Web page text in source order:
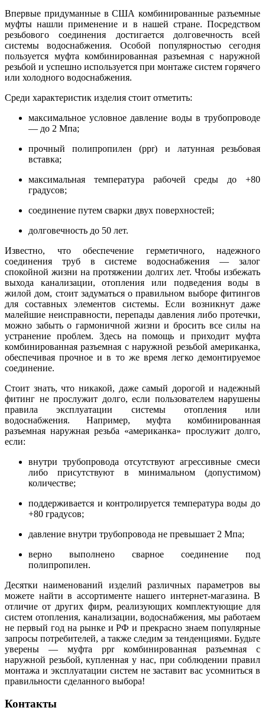
Впервые придуманные в США комбинированные разъемные
муфты нашли применение и в нашей стране. Посредством
резьбового соединения достигается долговечность всей
системы водоснабжения. Особой популярностью сегодня
пользуется муфта комбинированная разъемная с наружной
резьбой и успешно используется при монтаже систем горячего
или холодного водоснабжения.
Среди характеристик изделия стоит отметить:
максимальное условное давление воды в трубопроводе
— до 2 Мпа;
прочный полипропилен(ppr) и латунная резьбовая
вставка;
максимальная температура рабочей среды до +80
градусов;
соединение путем сварки двух поверхностей;
долговечность до 50 лет.
Известно, что обеспечение герметичного, надежного
соединения труб в системе водоснабжения — залог
спокойной жизни на протяжении долгих лет. Чтобы избежать
выхода канализации, отопления или подведения воды в
жилой дом, стоит задуматься о правильном выборе фитингов
для составных элементов системы. Если возникнут даже
малейшие неисправности, перепады давления либо протечки,
можно забыть о гармоничной жизни и бросить все силы на
устранение проблем. Здесь на помощь и приходит муфта
комбинированная разъемная с наружной резьбой американка,
обеспечивая прочное и в то же время легко демонтируемое
соединение.
Стоит знать, что никакой, даже самый дорогой и надежный
фитинг не прослужит долго, если пользователем нарушены
правила эксплуатации системы отопления или
водоснабжения. Например, муфта комбинированная
разъемная наружная резьба «американка» прослужит долго,
если:
внутри трубопровода отсутствуют агрессивные смеси
либо присутствуют в минимальном (допустимом)
количестве;
поддерживается и контролируется температура воды до
+80 градусов;
давление внутри трубопровода не превышает 2 Мпа;
верно выполнено сварное соединение под
полипропилен.
Десятки наименований изделий различных параметров вы
можете найти в ассортименте нашего интернет-магазина. В
отличие от других фирм, реализующих комплектующие для
систем отопления, канализации, водоснабжения, мы работаем
не первый год на рынке и РФ и прекрасно знаем популярные
запросы потребителей, а также следим за тенденциями. Будьте
уверены — муфта ppr комбинированная разъемная с
наружной резьбой, купленная у нас, при соблюдении правил
монтажа и эксплуатации систем не заставит вас усомниться в
правильности сделанного выбора!
Контакты